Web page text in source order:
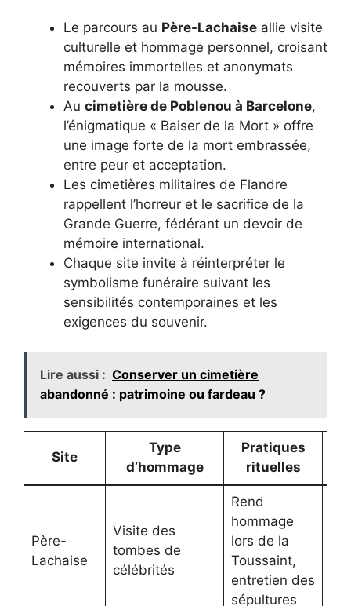
Le parcours au Père-Lachaise allie visite
culturelle et hommage personnel, croisant
mémoires immortelles et anonymats
recouverts par la mousse.
Au cimetière de Poblenou à Barcelone,
l’énigmatique « Baiser de la Mort » offre
une image forte de la mort embrassée,
entre peur et acceptation.
Les cimetières militaires de Flandre
rappellent l’horreur et le sacrifice de la
Grande Guerre, fédérant un devoir de
mémoire international.
Chaque site invite à réinterpréter le
symbolisme funéraire suivant les
sensibilités contemporaines et les
exigences du souvenir.
Lire aussi : Conserver un cimetière
abandonné : patrimoine ou fardeau ?
Site
Type
d’hommage
Pratiques
rituelles
Père-
Lachaise
Visite des
tombes de
célébrités
Rend
hommage
lors de la
Toussaint,
entretien des
sépultures